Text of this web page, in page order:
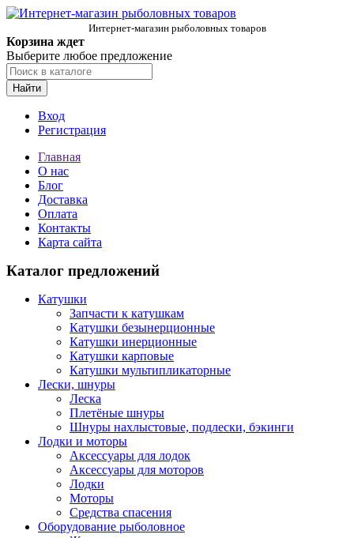
Интернет-магазин рыболовных товаров
Корзина ждет
Выберите любое предложение
Найти
Вход
Регистрация
Главная
О нас
Блог
Доставка
Оплата
Контакты
Карта сайта
Каталог предложений
Катушки
Запчасти к катушкам
Катушки безынерционные
Катушки инерционные
Катушки карповые
Катушки мультипликаторные
Лески, шнуры
Леска
Плетёные шнуры
Шнуры нахлыстовые, подлески, бэкинги
Лодки и моторы
Аксессуары для лодок
Аксессуары для моторов
Лодки
Моторы
Средства спасения
Оборудование рыболовное